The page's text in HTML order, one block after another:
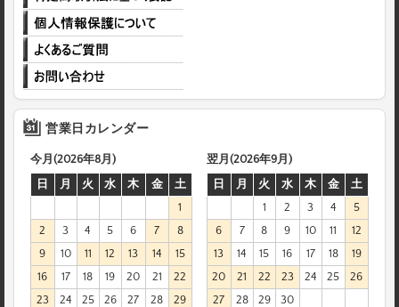
営業日カレンダー
今月(2026年8月)
日
月 火 水 木 金
土
1
2
3 4 5 6 7
8
9
10 11 12 13 14
15
16
17 18 19 20 21
22
23
24 25 26 27 28
29
翌月(2026年9月)
日
月 火 水 木 金
土
1
2 3 4
5
6
7 8 9 10 11
12
13
14 15 16 17 18
19
20
21 22 23 24 25
26
27
28 29 30